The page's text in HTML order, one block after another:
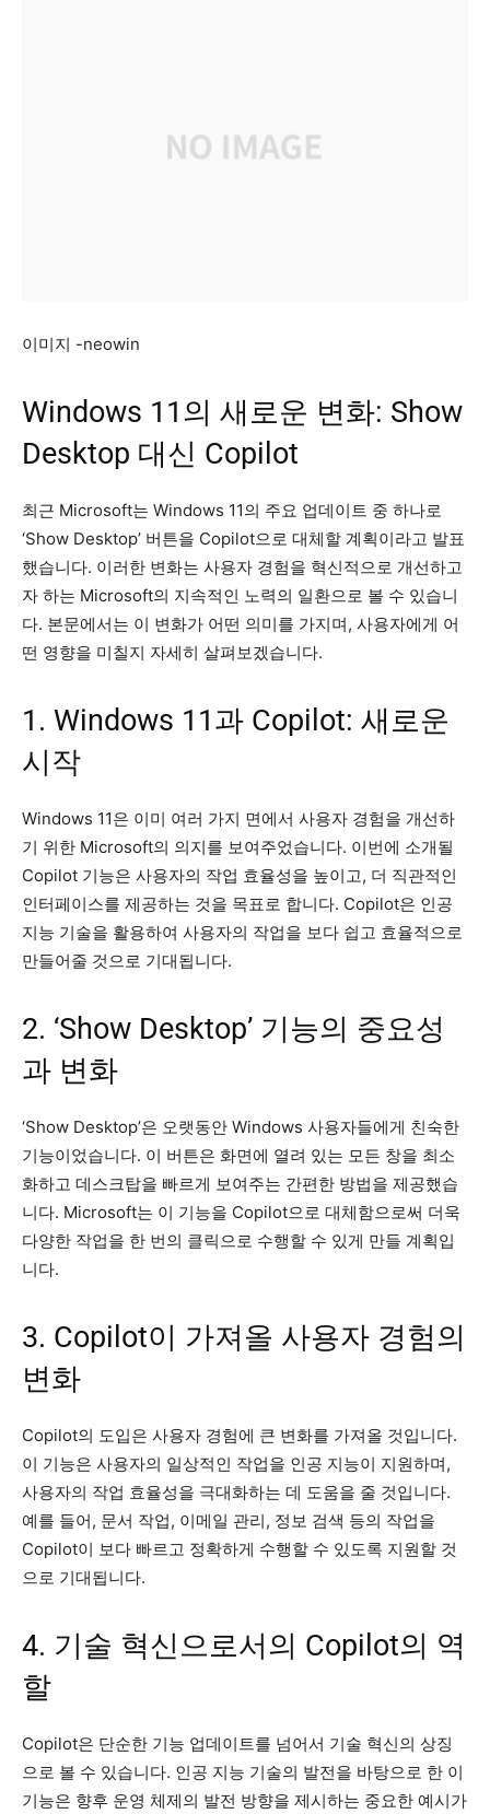
이미지 -neowin
Windows 11의 새로운 변화: Show
Desktop 대신 Copilot
최근 Microsoft는 Windows 11의 주요 업데이트 중 하나로
‘Show Desktop’ 버튼을 Copilot으로 대체할 계획이라고 발표
했습니다. 이러한 변화는 사용자 경험을 혁신적으로 개선하고
자 하는 Microsoft의 지속적인 노력의 일환으로 볼 수 있습니
다. 본문에서는 이 변화가 어떤 의미를 가지며, 사용자에게 어
떤 영향을 미칠지 자세히 살펴보겠습니다.
1. Windows 11과 Copilot: 새로운
시작
Windows 11은 이미 여러 가지 면에서 사용자 경험을 개선하
기 위한 Microsoft의 의지를 보여주었습니다. 이번에 소개될
Copilot 기능은 사용자의 작업 효율성을 높이고, 더 직관적인
인터페이스를 제공하는 것을 목표로 합니다. Copilot은 인공
지능 기술을 활용하여 사용자의 작업을 보다 쉽고 효율적으로
만들어줄 것으로 기대됩니다.
2. ‘Show Desktop’ 기능의 중요성
과 변화
‘Show Desktop’은 오랫동안 Windows 사용자들에게 친숙한
기능이었습니다. 이 버튼은 화면에 열려 있는 모든 창을 최소
화하고 데스크탑을 빠르게 보여주는 간편한 방법을 제공했습
니다. Microsoft는 이 기능을 Copilot으로 대체함으로써 더욱
다양한 작업을 한 번의 클릭으로 수행할 수 있게 만들 계획입
니다.
3. Copilot이 가져올 사용자 경험의
변화
Copilot의 도입은 사용자 경험에 큰 변화를 가져올 것입니다.
이 기능은 사용자의 일상적인 작업을 인공 지능이 지원하며,
사용자의 작업 효율성을 극대화하는 데 도움을 줄 것입니다.
예를 들어, 문서 작업, 이메일 관리, 정보 검색 등의 작업을
Copilot이 보다 빠르고 정확하게 수행할 수 있도록 지원할 것
으로 기대됩니다.
4. 기술 혁신으로서의 Copilot의 역
할
Copilot은 단순한 기능 업데이트를 넘어서 기술 혁신의 상징
으로 볼 수 있습니다. 인공 지능 기술의 발전을 바탕으로 한 이
기능은 향후 운영 체제의 발전 방향을 제시하는 중요한 예시가